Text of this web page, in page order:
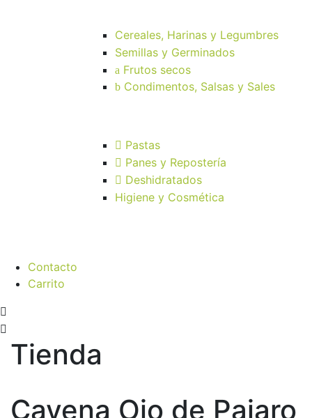
Cereales, Harinas y Legumbres
Semillas y Germinados
Frutos secos
Condimentos, Salsas y Sales
Pastas
Panes y Repostería
Deshidratados
Higiene y Cosmética
Contacto
Carrito
Tienda
Cayena Ojo de Pajaro